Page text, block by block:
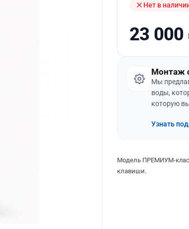
Нет в
23 000
Монтаж
Мы
воды,
которую
Узнать
Модель ПРЕМИУМ-
клавиши.